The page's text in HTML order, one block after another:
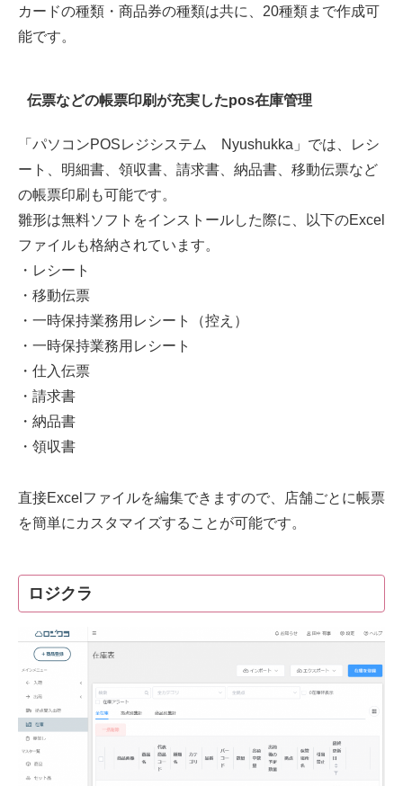
カードの種類・商品券の種類は共に、20種類まで作成可
能です。
伝票などの帳票印刷が充実したpos在庫管理
「パソコンPOSレジシステム Nyushukka」では、レシ
ート、明細書、領収書、請求書、納品書、移動伝票など
の帳票印刷も可能です。
雛形は無料ソフトをインストールした際に、以下のExcel
ファイルも格納されています。
・レシート
・移動伝票
・一時保持業務用レシート（控え）
・一時保持業務用レシート
・仕入伝票
・請求書
・納品書
・領収書
直接Excelファイルを編集できますので、店舗ごとに帳票
を簡単にカスタマイズすることが可能です。
ロジクラ